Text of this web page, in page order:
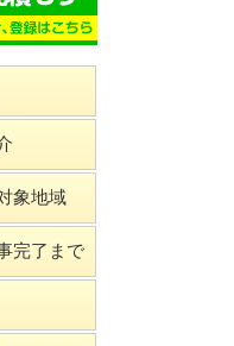
象地域
完了まで